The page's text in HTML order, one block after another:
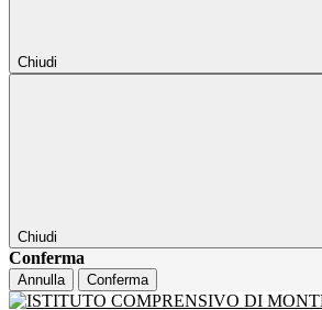
Chiudi
Chiudi
Conferma
Annulla Conferma